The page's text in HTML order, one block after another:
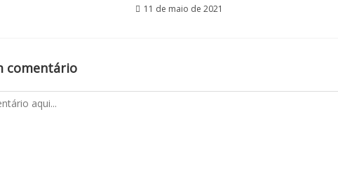
11 de maio de 2021
comentário